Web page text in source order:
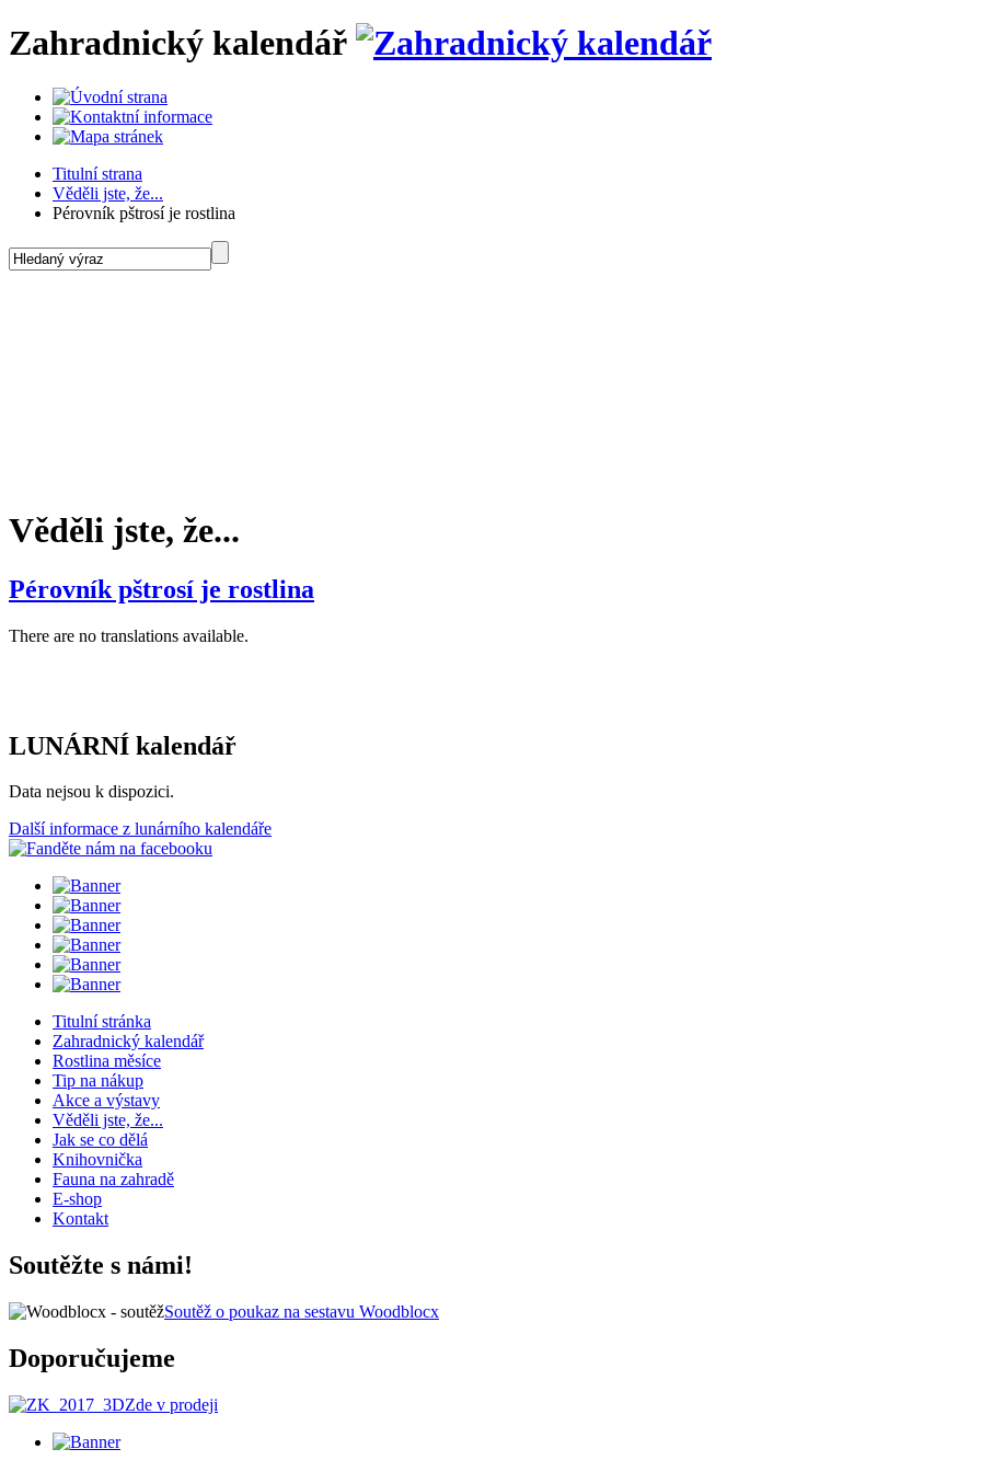
Zahradnický kalendář
Titulní strana
Věděli jste, že...
Pérovník pštrosí je rostlina
Věděli jste, že...
Pérovník pštrosí je rostlina
There are no translations available.
LUNÁRNÍ kalendář
Data nejsou k dispozici.
Další informace z lunárního kalendáře
Titulní stránka
Zahradnický kalendář
Rostlina měsíce
Tip na nákup
Akce a výstavy
Věděli jste, že...
Jak se co dělá
Knihovnička
Fauna na zahradě
E-shop
Kontakt
Soutěžte s námi!
Soutěž o poukaz na sestavu Woodblocx
Doporučujeme
Zde v prodeji